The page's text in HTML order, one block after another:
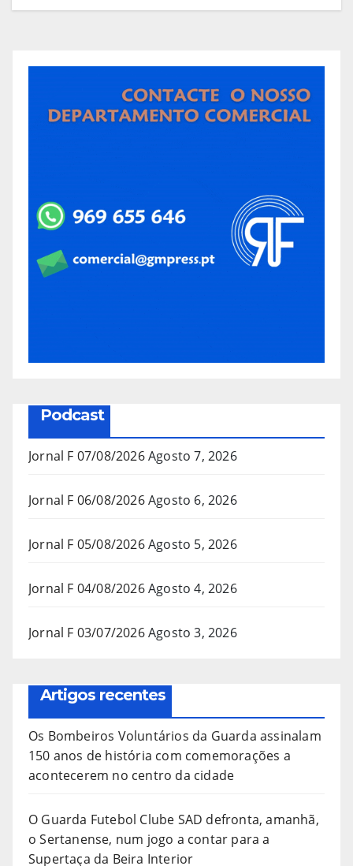
Podcast
Jornal F 07/08/2026Agosto 7, 2026
Jornal F 06/08/2026Agosto 6, 2026
Jornal F 05/08/2026Agosto 5, 2026
Jornal F 04/08/2026Agosto 4, 2026
Jornal F 03/07/2026Agosto 3, 2026
Artigos recentes
Os Bombeiros Voluntários da Guarda assinalam
150 anos de história com comemorações a
acontecerem no centro da cidade
O Guarda Futebol Clube SAD defronta, amanhã,
o Sertanense, num jogo a contar para a
Supertaça da Beira Interior